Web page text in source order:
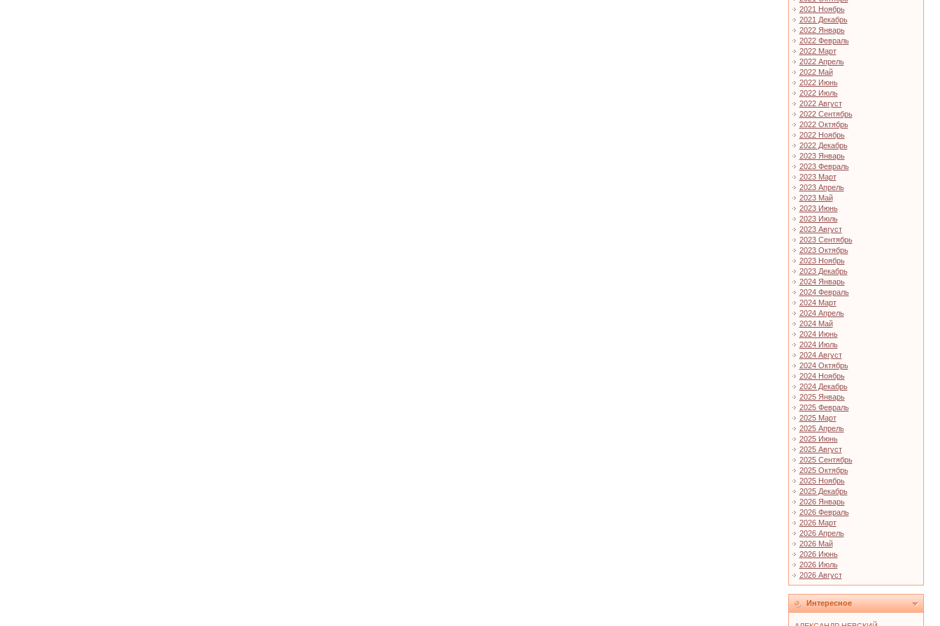
2021 Ноябрь
2021 Декабрь
2022 Январь
2022 Февраль
2022 Март
2022 Апрель
2022 Май
2022 Июнь
2022 Июль
2022 Август
2022 Сентябрь
2022 Октябрь
2022 Ноябрь
2022 Декабрь
2023 Январь
2023 Февраль
2023 Март
2023 Апрель
2023 Май
2023 Июнь
2023 Июль
2023 Август
2023 Сентябрь
2023 Октябрь
2023 Ноябрь
2023 Декабрь
2024 Январь
2024 Февраль
2024 Март
2024 Апрель
2024 Май
2024 Июнь
2024 Июль
2024 Август
2024 Октябрь
2024 Ноябрь
2024 Декабрь
2025 Январь
2025 Февраль
2025 Март
2025 Апрель
2025 Июнь
2025 Август
2025 Сентябрь
2025 Октябрь
2025 Ноябрь
2025 Декабрь
2026 Январь
2026 Февраль
2026 Март
2026 Апрель
2026 Май
2026 Июнь
2026 Июль
2026 Август
Интересное